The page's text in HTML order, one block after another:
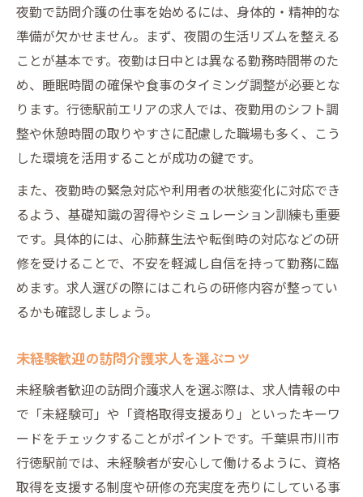
夜勤で訪問介護の仕事を始めるには、身体的・精神的な
準備が欠かせません。まず、夜間の生活リズムを整える
ことが基本です。夜勤は日中とは異なる勤務時間帯のた
め、睡眠時間の確保や食事のタイミング調整が必要とな
ります。行徳駅前エリアの求人では、夜勤用のシフト調
整や休憩時間の取りやすさに配慮した職場も多く、こう
した環境を活用することが成功の鍵です。
また、夜勤時の緊急対応や利用者の状態変化に対応でき
るよう、基礎知識の習得やシミュレーション訓練も重要
です。具体的には、心肺蘇生法や転倒時の対応などの研
修を受けることで、不安を軽減し自信を持って勤務に臨
めます。求人選びの際にはこれらの研修内容が整ってい
るかも確認しましょう。
未経験歓迎の訪問介護求人を選ぶコツ
未経験者歓迎の訪問介護求人を選ぶ際は、求人情報の中
で「未経験可」や「資格取得支援あり」といったキーワ
ードをチェックすることがポイントです。千葉県市川市
行徳駅前では、未経験者が安心して働けるように、資格
取得を支援する制度や研修の充実度を売りにしている事